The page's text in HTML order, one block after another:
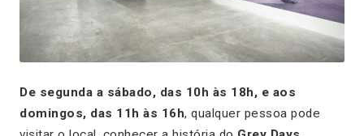
De segunda a sábado, das 10h às 18h, e aos
domingos, das 11h às 16h, qualquer pessoa pode